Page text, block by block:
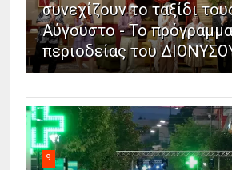
συνεχίζουν το ταξίδι
Αύγουστο - Το
περιοδείας του
9